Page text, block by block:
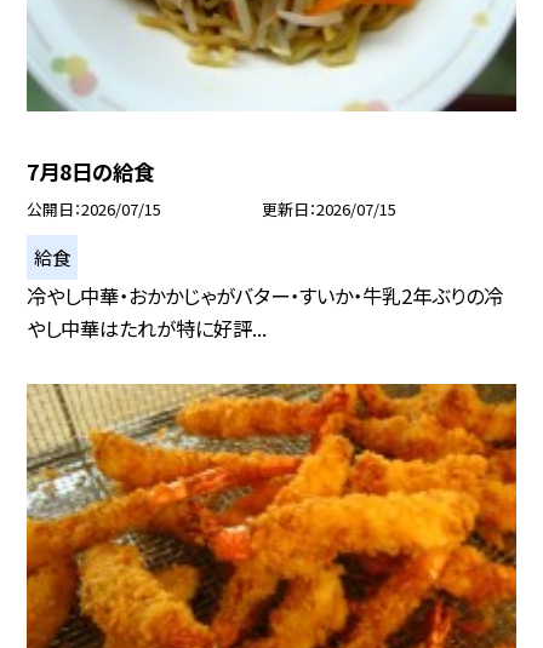
7月8日の給食
公開日 2026/07/15 更新日 2026/07/15
給食
冷やし中華・おかかじゃがバター・すいか・牛乳2年ぶりの冷
やし中華はたれが特に好評...